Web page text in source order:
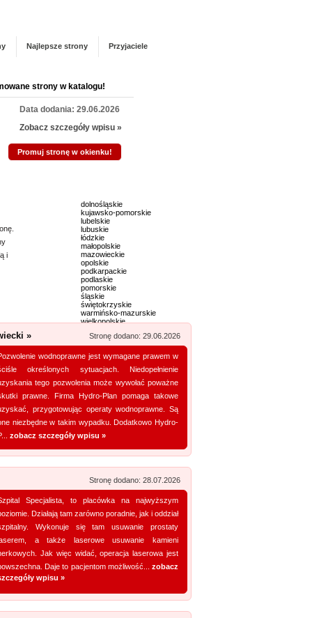
Najlepsze strony Przyjaciele
strony w katalogu!
Data dodania: 29.06.2026
Zobacz szczegóły wpisu »
Promuj stronę w okienku!
Data dodania: 02.07.2026
Zobacz szczegóły wpisu »
Promuj stronę w okienku!
strony w katalogu!
Data dodania: 22.07.2026
strony w katalogu!
Data dodania: 13.07.2026
Zobacz szczegóły wpisu »
Promuj stronę w okienku!
strony w katalogu!
Data dodania: 07.07.2026
Zobacz szczegóły wpisu »
Promuj stronę w okienku!
strony w katalogu!
dolnośląskie
kujawsko-pomorskie
lubelskie
lubuskie
łódzkie
małopolskie
mazowieckie
opolskie
podkarpackie
podlaskie
pomorskie
śląskie
świętokrzyskie
warmińsko-mazurskie
wielkopolskie
i
» Stronę dodano: 29.06.2026
wodnoprawne jest wymagane prawem w
określonych sytuacjach. Niedopełnienie
tego pozwolenia może wywołać poważne
prawne. Firma Hydro-Plan pomaga takowe
przygotowując operaty wodnoprawne. Są
niezbędne w takim wypadku. Dodatkowo Hydro-
zobacz szczegóły wpisu »
Stronę dodano: 28.07.2026
Specjalista, to placówka na najwyższym
Działają tam zarówno poradnie, jak i oddział
Wykonuje się tam usuwanie prostaty
a także laserowe usuwanie kamieni
Jak więc widać, operacja laserowa jest
Daje to pacjentom możliwość... zobacz
wpisu »